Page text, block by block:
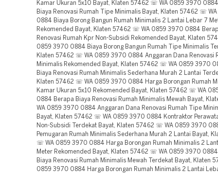
Kamar Ukuran 5x10 Bayat, Klaten 57462 ☏ WA 0859 3970
Biaya Renovasi Rumah Tipe Minimalis Bayat, Klaten 57462 ☏
0884 Biaya Borong Bangun Rumah Minimalis 2 Lantai Lebar 7
Rekomended Bayat, Klaten 57462 ☏ WA 0859 3970 0884
Renovasi Rumah Kpr Non-Subsidi Rekomended Bayat, Klaten
0859 3970 0884 Biaya Borong Bangun Rumah Tipe Minimalis
Klaten 57462 ☏ WA 0859 3970 0884 Anggaran Dana Renovasi
Minimalis Rekomended Bayat, Klaten 57462 ☏ WA 0859 3970
Biaya Renovasi Rumah Minimalis Sederhana Murah 2 Lantai
Klaten 57462 ☏ WA 0859 3970 0884 Harga Borongan Rumah
Kamar Ukuran 5x10 Rekomended Bayat, Klaten 57462 ☏ WA
0884 Berapa Biaya Renovasi Rumah Minimalis Mewah Bayat,
WA 0859 3970 0884 Anggaran Dana Renovasi Rumah Tipe
Bayat, Klaten 57462 ☏ WA 0859 3970 0884 Kontraktor
Non-Subsidi Terdekat Bayat, Klaten 57462 ☏ WA 0859 3970
Pemugaran Rumah Minimalis Sederhana Murah 2 Lantai Bayat,
☏ WA 0859 3970 0884 Harga Borongan Rumah Minimalis 2
Meter Rekomended Bayat, Klaten 57462 ☏ WA 0859 3970
Biaya Renovasi Rumah Minimalis Mewah Terdekat Bayat, Klaten
0859 3970 0884 Harga Borongan Rumah Minimalis 2 Lantai